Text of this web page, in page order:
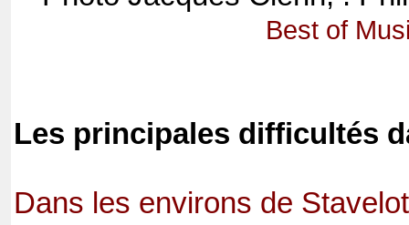
Best of
Les principales difficultés
Dans les environs de